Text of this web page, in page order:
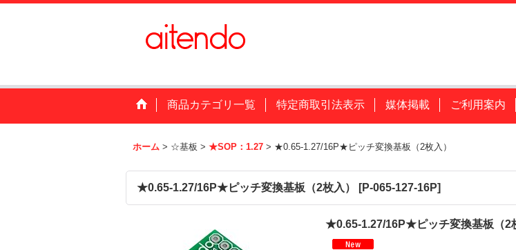
商品カテゴリ一覧 特定商取引法表示 媒体掲載 ご利用案内
ホーム > ☆基板 > ★SOP：1.27 > ★0.65-1.27/16P★ピッチ変換基板（2枚入）
★0.65-1.27/16P★ピッチ変換基板（2枚入） [P-065-127-16P]
★0.65-1.27/16P★ピッチ変換基板（2